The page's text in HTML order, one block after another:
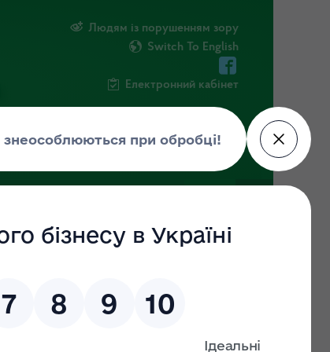
Людям із порушенням зору
Switch To English
Електронний кабінет